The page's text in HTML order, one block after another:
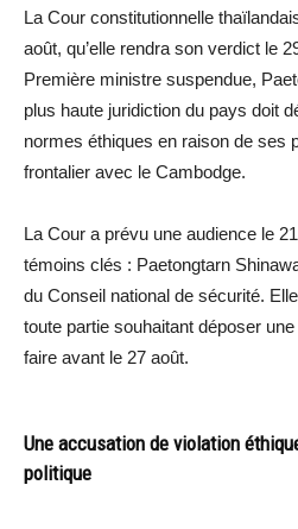
La Cour constitutionnelle
août, qu’elle rendra son verdict le
Première ministre suspendue,
plus haute juridiction du pays doit
normes éthiques en raison de ses
frontalier avec le Cambodge.
La Cour a prévu une audience le
témoins clés : Paetongtarn
du Conseil national de sécurité.
toute partie souhaitant déposer
faire avant le 27 août.
Une accusation de violation
politique